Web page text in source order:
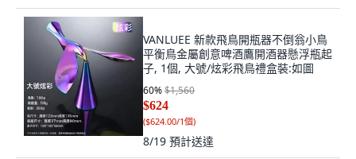
VANLUEE 新款飛鳥開瓶器不倒翁小鳥
平衡鳥金屬創意啤酒鷹開酒器懸浮瓶起
子, 1個, 大號/炫彩飛鳥禮盒裝:如圖
60%$1,560
$624
($624.00/1個)
8/19 預計送達